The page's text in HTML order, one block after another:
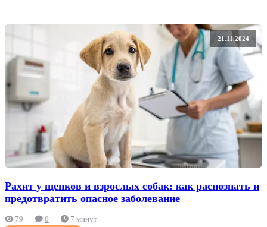
21.11.2024
Рахит у щенков и взрослых собак: как распознать и
предотвратить опасное заболевание
79 0 7 минут